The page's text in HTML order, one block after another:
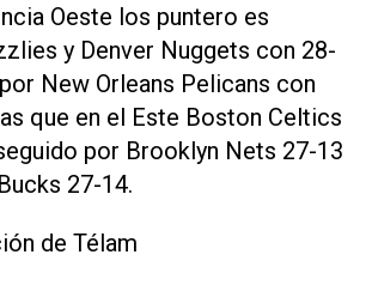
Oeste los puntero es
y Denver Nuggets con 28-
New Orleans Pelicans con
que en el Este Boston Celtics
por Brooklyn Nets 27-13
27-14.
de Télam